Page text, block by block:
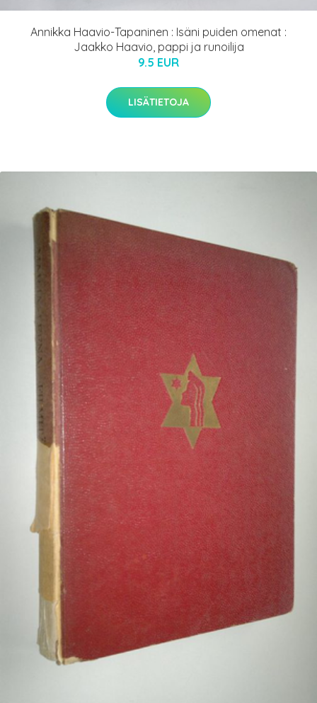
Annikka Haavio-Tapaninen : Isäni puiden omenat :
Jaakko Haavio, pappi ja runoilija
9.5 EUR
LISÄTIETOJA